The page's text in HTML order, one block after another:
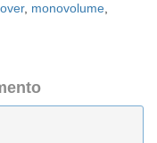
, monovolume